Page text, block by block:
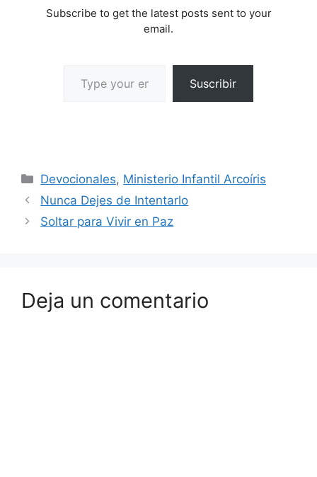
Subscribe to get the latest posts sent to your
email.
Suscribir
Devocionales, Ministerio Infantil Arcoíris
Nunca Dejes de Intentarlo
Soltar para Vivir en Paz
Deja un comentario